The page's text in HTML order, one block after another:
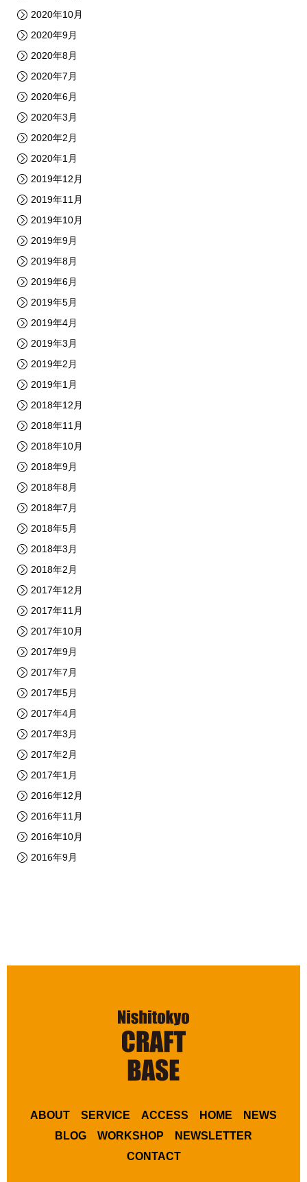
2020年10月
2020年9月
2020年8月
2020年7月
2020年6月
2020年3月
2020年2月
2020年1月
2019年12月
2019年11月
2019年10月
2019年9月
2019年8月
2019年6月
2019年5月
2019年4月
2019年3月
2019年2月
2019年1月
2018年12月
2018年11月
2018年10月
2018年9月
2018年8月
2018年7月
2018年5月
2018年3月
2018年2月
2017年12月
2017年11月
2017年10月
2017年9月
2017年7月
2017年5月
2017年4月
2017年3月
2017年2月
2017年1月
2016年12月
2016年11月
2016年10月
2016年9月
ABOUT SERVICE ACCESS HOME
NEWS
BLOG
WORKSHOP
NEWSLETTER
CONTACT